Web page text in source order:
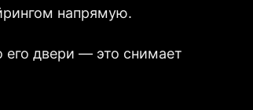
напрямую.
его двери — это снимает